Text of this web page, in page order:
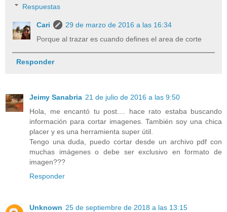
Respuestas
Cari
29 de marzo de 2016 a las 16:34
Porque al trazar es cuando defines el area de corte
Responder
Jeimy Sanabria 21 de julio de 2016 a las 9:50
Hola, me encantó tu post.... hace rato estaba buscando
información para cortar imagenes. También soy una chica
placer y es una herramienta super útil.
Tengo una duda, puedo cortar desde un archivo pdf con
muchas imágenes o debe ser exclusivo en formato de
imagen???
Responder
Unknown 25 de septiembre de 2018 a las 13:15